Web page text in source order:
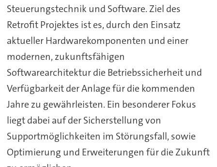
Steuerungstechnik und Software. Ziel des
Retrofit Projektes ist es, durch den Einsatz
aktueller Hardwarekomponenten und einer
modernen, zukunftsfähigen
Softwarearchitektur die Betriebssicherheit und
Verfügbarkeit der Anlage für die kommenden
Jahre zu gewährleisten. Ein besonderer Fokus
liegt dabei auf der Sicherstellung von
Supportmöglichkeiten im Störungsfall, sowie
Optimierung und Erweiterungen für die Zukunft